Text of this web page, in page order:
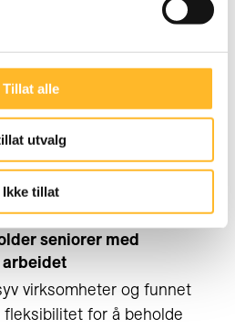
Tillat alle
utvalg
Ikke tillat
SINTEF 12. DES 2024
seniorer med
virksomheter og funnet
for å beholde